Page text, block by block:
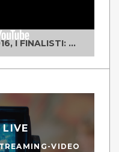
UNO TWO DREI 2015/2016, I FINALISTI: CLASSE IV ALS ISTITUTO "DEGASPERI" BORGO VALSUGANA
LIVE
VIDEO